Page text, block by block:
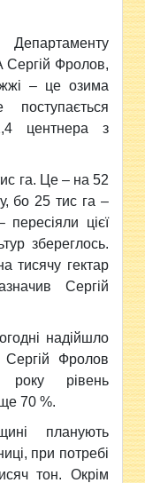
Сергій Фролов,
– це озима
центнера з
га. Це – на 52
бо 25 тис га –
цієї
збереглось.
тисячу гектар
Сергій
надійшло
Фролов
року рівень
70 %.
планують
при потребі
тон. Окрім